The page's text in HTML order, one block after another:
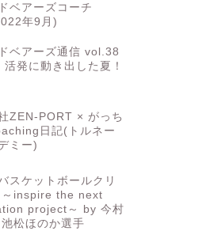
ベアーズコーチ
年9月)
ベアーズ通信 vol.38
活発に動き出した夏！
ZEN-PORT × がっち
日記(トルネー
ミー)
スケットボールクリ
～inspire the next
project～ by 今村
松ほのか選手